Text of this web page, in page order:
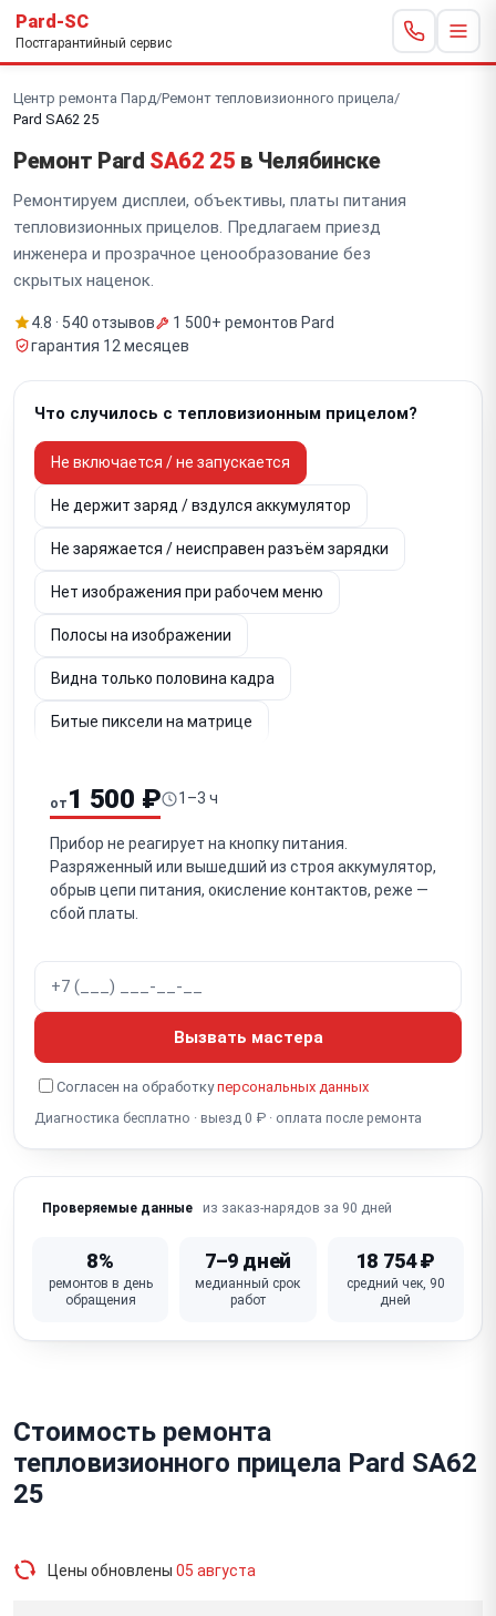
Pard-SC
Постгарантийный сервис
Центр ремонта Пард/Ремонт тепловизионного прицела/
Pard SA62 25
Ремонт Pard SA62 25 в Челябинске
Ремонтируем дисплеи, объективы, платы питания
тепловизионных прицелов. Предлагаем приезд
инженера и прозрачное ценообразование без
скрытых наценок.
4.8 · 540 отзывов
1 500+ ремонтов Pard
гарантия 12 месяцев
Что случилось с тепловизионным прицелом?
Не включается / не запускается
Не держит заряд / вздулся аккумулятор
Не заряжается / неисправен разъём зарядки
Нет изображения при рабочем меню
Полосы на изображении
Видна только половина кадра
Битые пиксели на матрице
Не работает энкодер / кнопки управления
Выключается после выстрела
Сбивается пристрелка (уход СТП)
Повреждение объектива (германиевой линзы)
Не работает Wi-Fi / стриминг
Не работает встроенный дальномер
Сломана кнопка / крышка объектива
от 1 500 ₽ 1–3 ч
Прибор не реагирует на кнопку питания.
Разряженный или вышедший из строя аккумулятор,
обрыв цепи питания, окисление контактов, реже —
сбой платы.
Вызвать мастера
Согласен на обработкуперсональных данных
Диагностика бесплатно · выезд 0 ₽ · оплата после ремонта
Проверяемые данные из заказ-нарядов за 90 дней
8%
ремонтов в день
обращения
7–9 дней
медианный срок
работ
18 754 ₽
средний чек, 90
дней
Стоимость ремонта
тепловизионного прицела Pard SA62
25
Цены обновлены 05 августа